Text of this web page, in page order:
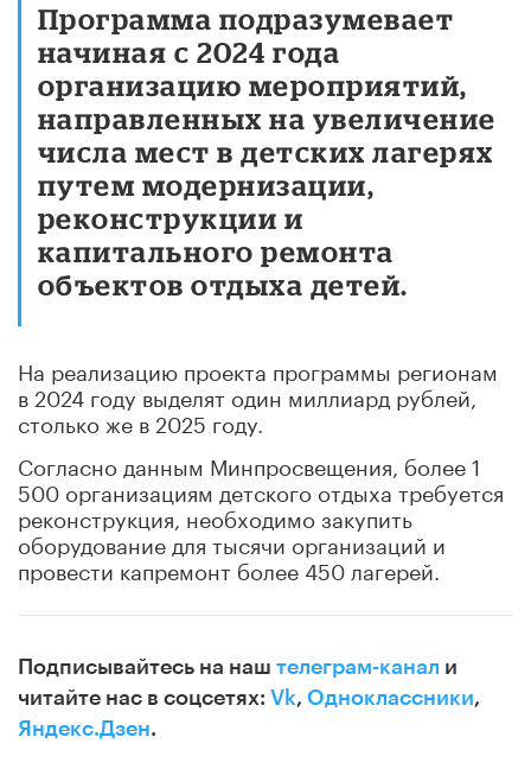
Программа подразумевает
начиная с 2024 года
организацию мероприятий,
направленных на увеличение
числа мест в детских лагерях
путем модернизации,
реконструкции и
капитального ремонта
объектов отдыха детей.
На реализацию проекта программы регионам
в 2024 году выделят один миллиард рублей,
столько же в 2025 году.
Согласно данным Минпросвещения, более 1
500 организациям детского отдыха требуется
реконструкция, необходимо закупить
оборудование для тысячи организаций и
провести капремонт более 450 лагерей.
Подписывайтесь на наш телеграм-канал и
читайте нас в соцсетях: Vk, Одноклассники,
Яндекс.Дзен.